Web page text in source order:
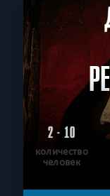
2 - 10
количество
человек